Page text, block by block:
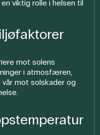
viktig rolle i helsen til
mot solens
i atmosfæren,
mot solskader og